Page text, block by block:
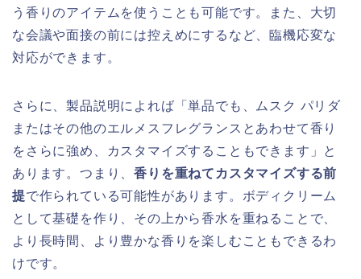
う香りのアイテムを使うことも可能です。また、大切
な会議や面接の前には控えめにするなど、臨機応変な
対応ができます。
さらに、製品説明によれば「単品でも、ムスク パリダ
またはその他のエルメスフレグランスとあわせて香り
をさらに強め、カスタマイズすることもできます」と
あります。つまり、香りを重ねてカスタマイズする前
提で作られている可能性があります。ボディクリーム
として基礎を作り、その上から香水を重ねることで、
より長時間、より豊かな香りを楽しむこともできるわ
けです。